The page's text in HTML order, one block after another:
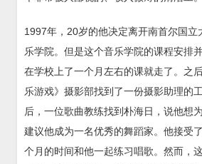
1997年，20岁的他决定离开南首尔国立
乐学院。但是这个音乐学院的课程安排
在学校上了一个月左右的课就走了。之
乐游戏》摄影部找到了一份摄影助理的
后，一位歌曲教练找到朴海日，说他想
建议他成为一名优秀的舞蹈家。他接受
个月的时间和他一起练习唱歌。然而，